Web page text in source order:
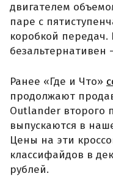
двигателем
паре с
коробкой передач.
безальтернативен
Ранее «Где и Что»
продолжают
Outlander второго
выпускаются в
Цены на эти
классифайдов в
рублей.